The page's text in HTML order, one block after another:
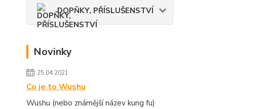
DOPŇKY, PŘÍSLUŠENSTVÍ
Novinky
25.04.2021
Co je to Wushu
Wushu (nebo známější název kung fu)